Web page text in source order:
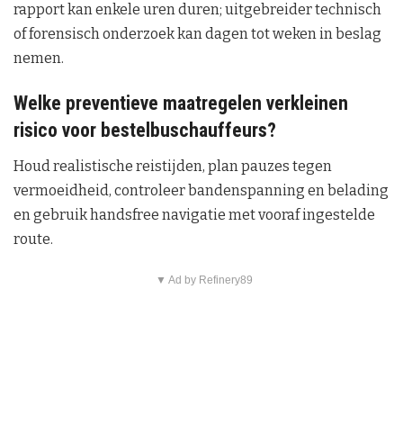
rapport kan enkele uren duren; uitgebreider technisch
of forensisch onderzoek kan dagen tot weken in beslag
nemen.
Welke preventieve maatregelen verkleinen
risico voor bestelbuschauffeurs?
Houd realistische reistijden, plan pauzes tegen
vermoeidheid, controleer bandenspanning en belading
en gebruik handsfree navigatie met vooraf ingestelde
route.
▼ Ad by Refinery89